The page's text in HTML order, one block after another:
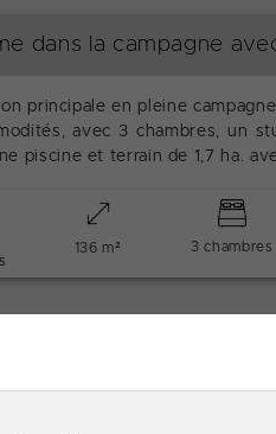
dans la campagne
principale en pleine
avec 3 chambres, un
piscine et terrain de 1,7 ha.
136 m² 3 chambres
: 4 chalets en zone de loisirs